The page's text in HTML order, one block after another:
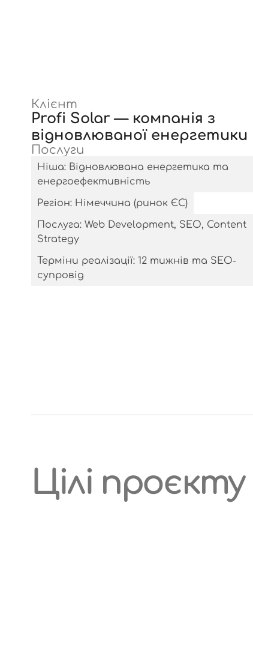
Клієнт
Profi Solar — компанія з
відновлюваної енергетики
Послуги
Ніша: Відновлювана енергетика та
енергоефективність
Регіон: Німеччина (ринок ЄС)
Послуга: Web Development, SEO, Content
Strategy
Терміни реалізації: 12 тижнів та SEO-
супровід
Цілі проєкту